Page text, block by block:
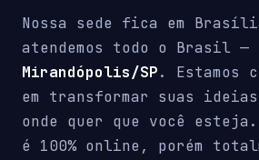
Nossa sede fica em
atendemos todo o Brasil
Mirandópolis/SP. Estamos
em transformar suas
onde quer que você
é 100% online, porém